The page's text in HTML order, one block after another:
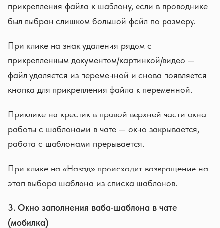
прикрепления файла к шаблону, если в проводнике
был выбран слишком большой файл по размеру.
При клике на знак удаления рядом с
прикрепленным документом/картинкой/видео —
файл удаляется из переменной и снова появляется
кнопка для прикрепления файла к переменной.
Приклике на крестик в правой верхней части окна
работы с шаблонами в чате — окно закрывается,
работа с шаблонами прерывается.
При клике на «Назад» происходит возвращение на
этап выбора шаблона из списка шаблонов.
3. Окно заполнения ваба-шаблона в чате
(мобилка)